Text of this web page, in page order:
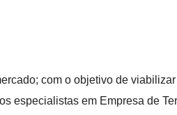
com o objetivo de
especialistas em Empresa de